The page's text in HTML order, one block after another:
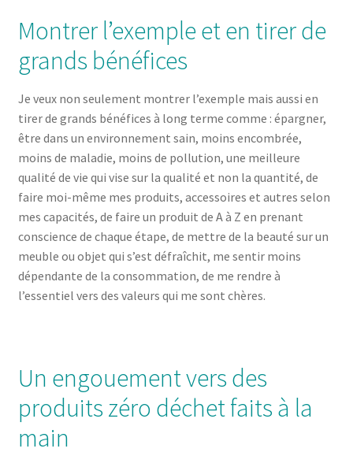
Montrer l’exemple et en tirer de
grands bénéfices
Je veux non seulement montrer l’exemple mais aussi en
tirer de grands bénéfices à long terme comme : épargner,
être dans un environnement sain, moins encombrée,
moins de maladie, moins de pollution, une meilleure
qualité de vie qui vise sur la qualité et non la quantité, de
faire moi-même mes produits, accessoires et autres selon
mes capacités, de faire un produit de A à Z en prenant
conscience de chaque étape, de mettre de la beauté sur un
meuble ou objet qui s’est défraîchit, me sentir moins
dépendante de la consommation, de me rendre à
l’essentiel vers des valeurs qui me sont chères.
Un engouement vers des
produits zéro déchet faits à la
main